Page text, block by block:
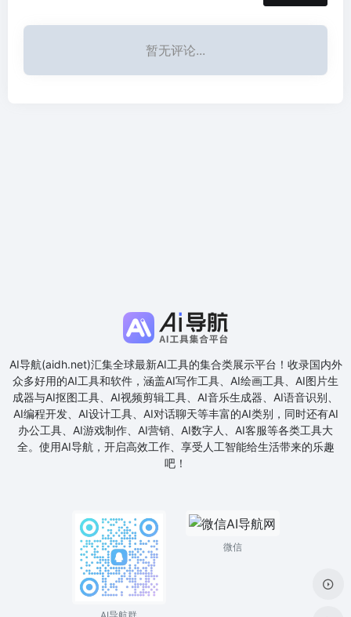
暂无评论...
AI导航(aidh.net)汇集全球最新AI工具的集合类展示平台！收录国内外
众多好用的AI工具和软件，涵盖AI写作工具、AI绘画工具、AI图片生
成器与AI抠图工具、AI视频剪辑工具、AI音乐生成器、AI语音识别、
AI编程开发、AI设计工具、AI对话聊天等丰富的AI类别，同时还有AI
办公工具、AI游戏制作、AI营销、AI数字人、AI客服等各类工具大
全。使用AI导航，开启高效工作、享受人工智能给生活带来的乐趣
吧！
微信